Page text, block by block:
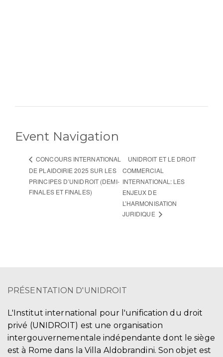
Event Navigation
CONCOURS INTERNATIONAL
DE PLAIDOIRIE 2025 SUR LES
PRINCIPES D’UNIDROIT (DEMI-
FINALES ET FINALES)
UNIDROIT ET LE DROIT
COMMERCIAL
INTERNATIONAL: LES
ENJEUX DE
L’HARMONISATION
JURIDIQUE
PRÉSENTATION D'UNIDROIT
L'Institut international pour l'unification du droit
privé (UNIDROIT) est une organisation
intergouvernementale indépendante dont le siège
est à Rome dans la Villa Aldobrandini. Son objet est